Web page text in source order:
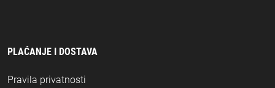
PLAĆANJE I DOSTAVA
Pravila privatnosti